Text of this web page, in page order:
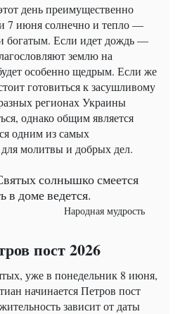
день преимущественно
7 июня солнечно и тепло —
богатым. Если идет дождь —
землю на
особенно щедрым. Если же
готовиться к засушливому
регионах Украины
однако общим является
одним из самых
молитвы и добрых дел.
солнышко смеется
в доме ведется.
Народная мудрость
пост 2026
уже в понедельник 8 июня,
начинается Петров пост
зависит от даты